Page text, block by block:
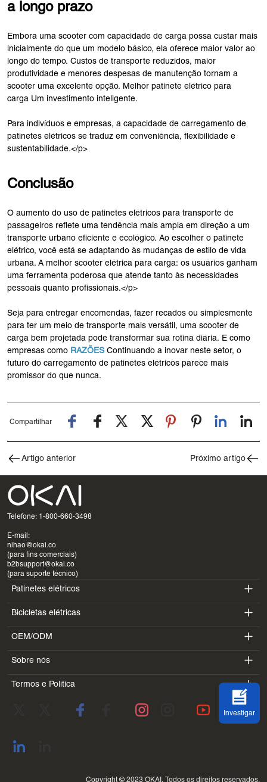
a longo prazo
Embora uma scooter com capacidade de carga possa custar mais
inicialmente do que um modelo básico, ela oferece maior valor ao
longo do tempo. Custos de transporte reduzidos, maior
produtividade e menores despesas de manutenção tornam a
scooter uma excelente opção. Melhor patinete elétrico para
carga Um investimento inteligente.
Para indivíduos e empresas, a capacidade de carregamento de
patinetes elétricos se traduz em conveniência, flexibilidade e
sustentabilidade.</p>
Conclusão
O aumento do uso de patinetes elétricos para transporte de
passageiros reflete uma tendência mais ampla em direção a um
transporte urbano eficiente e ecológico. Ao escolher o patinete
elétrico, você está se adaptando às mudanças de estilo de vida
urbana. A melhor scooter elétrica para carga: os usuários ganham
uma ferramenta poderosa que atende tanto às necessidades
pessoais quanto profissionais.</p>
Seja para entregar encomendas, fazer recados ou simplesmente
para ter um meio de transporte mais versátil, uma scooter de
carga bem projetada pode transformar sua rotina diária. E como
empresas como RAZÕESContinuando a inovar neste setor, o
futuro do carregamento de patinetes elétricos parece mais
promissor do que nunca.
Compartilhar
Artigo anterior Próximo artigo
Telefone: 1-800-660-3498
E-mail:
nihao@okai.co
(para fins comerciais)
b2bsupport@okai.co
(para suporte técnico)
Patinetes elétricos
ES400A
ES410
ES600P
Bicicletas elétricas
EB100B
EB300
EB100B V3
OEM/ODM
SV3
BV5
Sobre nós
Introdução
Termos e Política
Termos de serviço
Copyright © 2023 OKAI. Todos os direitos reservados.
Investigar